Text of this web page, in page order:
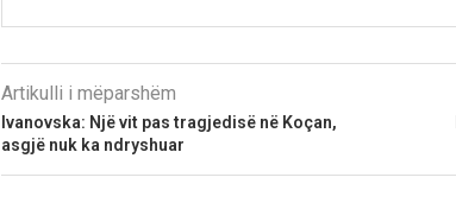
Artikulli i mëparshëm
Ivanovska: Një vit pas tragjedisë në Koçan,
asgjë nuk ka ndryshuar